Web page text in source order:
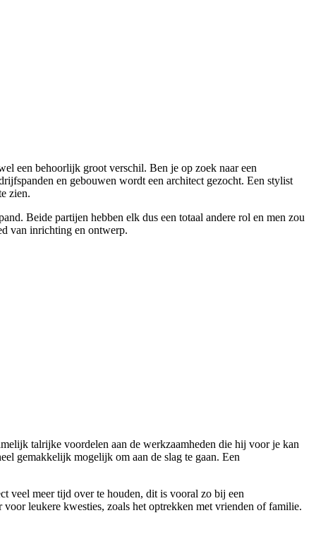
een behoorlijk groot verschil. Ben je op zoek naar een
en gebouwen wordt een architect gezocht. Een stylist
zien.
Beide partijen hebben elk dus een totaal andere rol en men zou
van inrichting en ontwerp.
talrijke voordelen aan de werkzaamheden die hij voor je kan
gemakkelijk mogelijk om aan de slag te gaan. Een
veel meer tijd over te houden, dit is vooral zo bij een
leukere kwesties, zoals het optrekken met vrienden of familie.